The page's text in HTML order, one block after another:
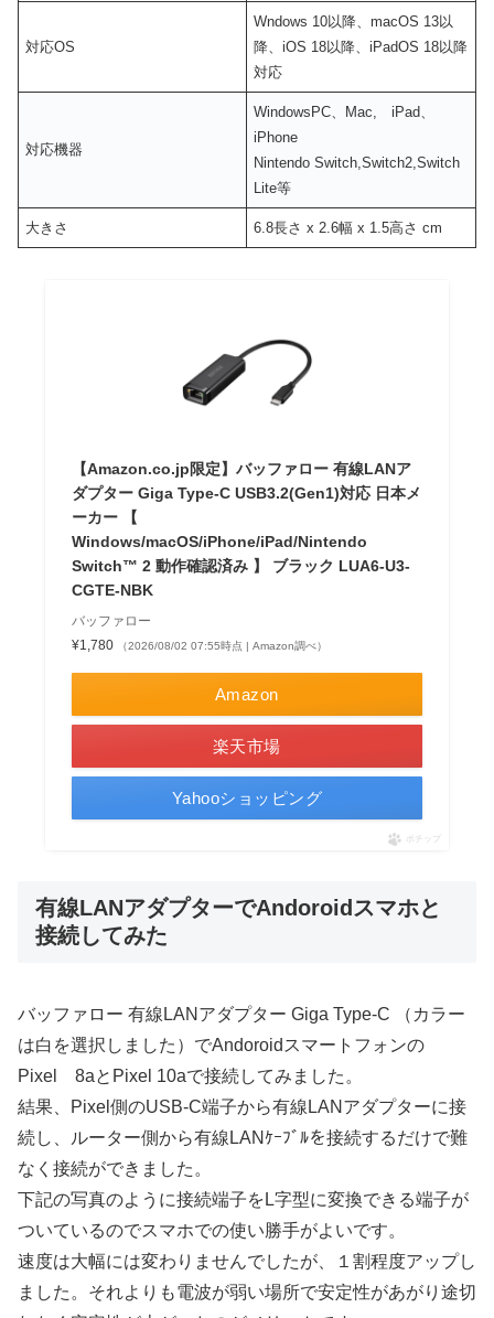
対応OS
Wndows 10以降、macOS 13以
降、iOS 18以降、iPadOS 18以降
対応
対応機器
WindowsPC、Mac, iPad、
iPhone
Nintendo Switch,Switch2,Switch
Lite等
大きさ 6.8長さ x 2.6幅 x 1.5高さ cm
【Amazon.co.jp限定】バッファロー 有線LANア
ダプター Giga Type-C USB3.2(Gen1)対応 日本メ
ーカー 【
Windows/macOS/iPhone/iPad/Nintendo
Switch™ 2 動作確認済み 】 ブラック LUA6-U3-
CGTE-NBK
バッファロー
¥1,780
（2026/08/02 07:55時点 | Amazon調べ）
Amazon
楽天市場
Yahooショッピング
ポチップ
有線LANアダプターでAndoroidスマホと
接続してみた
バッファロー 有線LANアダプター Giga Type-C （カラー
は白を選択しました）でAndoroidスマートフォンの
Pixel 8aとPixel 10aで接続してみました。
結果、Pixel側のUSB-C端子から有線LANアダプターに接
続し、ルーター側から有線LANｹｰﾌﾞﾙを接続するだけで難
なく接続ができました。
下記の写真のように接続端子をL字型に変換できる端子が
ついているのでスマホでの使い勝手がよいです。
速度は大幅には変わりませんでしたが、１割程度アップし
ました。それよりも電波が弱い場所で安定性があがり途切